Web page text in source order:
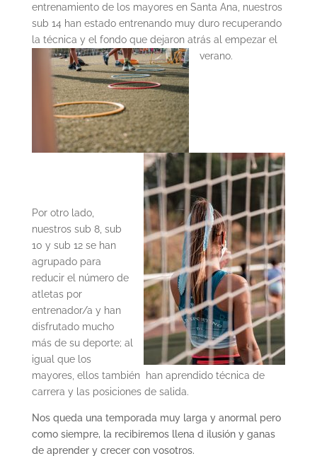
entrenamiento de los mayores en Santa Ana, nuestros
sub 14 han estado entrenando muy duro recuperando
la técnica y el fondo que dejaron atrás al empezar el
verano.
Por otro lado,
nuestros sub 8, sub
10 y sub 12 se han
agrupado para
reducir el número de
atletas por
entrenador/a y han
disfrutado mucho
más de su deporte; al
igual que los
mayores, ellos también han aprendido técnica de
carrera y las posiciones de salida.
Nos queda una temporada muy larga y anormal pero
como siempre, la recibiremos llena d ilusión y ganas
de aprender y crecer con vosotros.